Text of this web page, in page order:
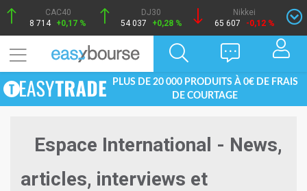
CAC40
8 714 +0,17 %
DJ30
54 037
+0,28 %
Nikkei
65 607
-0,12 %
PLUS DE 20 000 PRODUITS À 0€ DE FRAIS
DE COURTAGE
Espace International - News,
articles, interviews et